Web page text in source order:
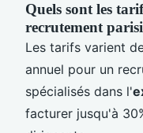
Quels sont les
recrutement
Les tarifs varient
annuel pour un
spécialisés dans l'
facturer jusqu'à